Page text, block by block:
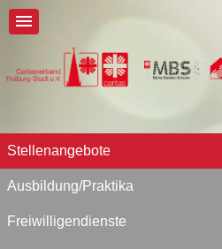
Stellenangebote
Ausbildung/Praktika
Freiwilligendienste